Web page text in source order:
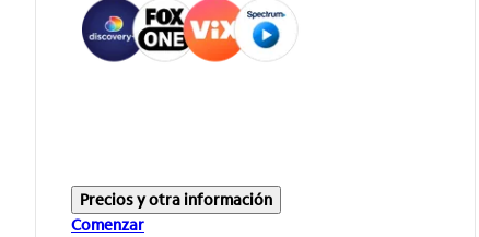
Precios y otra información
Comenzar